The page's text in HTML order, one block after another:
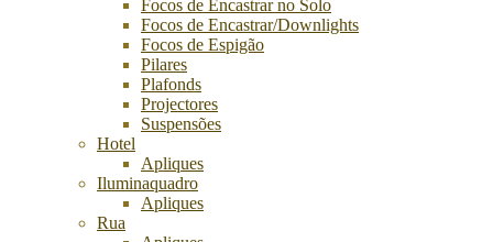
Focos de Encastrar no Solo
Focos de Encastrar/Downlights
Focos de Espigão
Pilares
Plafonds
Projectores
Suspensões
Hotel
Apliques
Iluminaquadro
Apliques
Rua